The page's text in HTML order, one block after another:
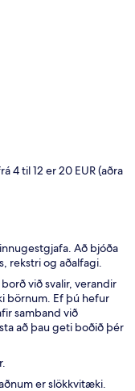
4 til 12 er 20 EUR (aðra
Að bjóða
rekstri og aðalfagi.
við svalir, verandir
börnum. Ef þú hefur
samband við
að þau geti boðið þér
er slökkvitæki.